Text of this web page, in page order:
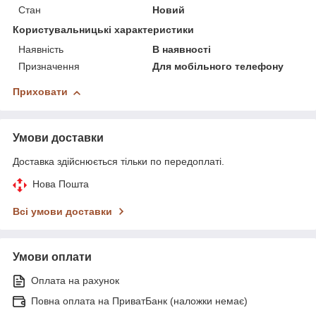
Стан
Новий
Користувальницькі характеристики
Наявність
В наявності
Призначення
Для мобільного телефону
Приховати
Умови доставки
Доставка здійснюється тільки по передоплаті.
Нова Пошта
Всі умови доставки
Умови оплати
Оплата на рахунок
Повна оплата на ПриватБанк (наложки немає)